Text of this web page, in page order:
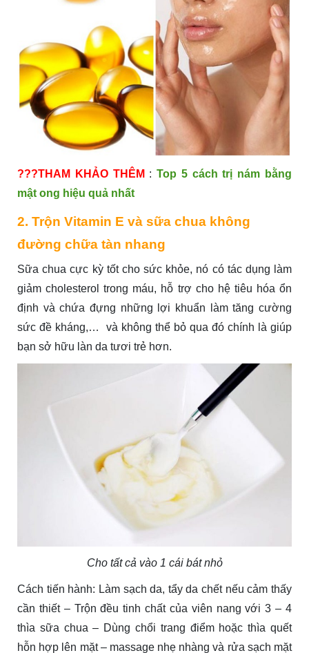
???THAM KHẢO THÊM :Top 5 cách trị nám bằng
mật ong hiệu quả nhất
2. Trộn Vitamin E và sữa chua không
đường chữa tàn nhang
Sữa chua cực kỳ tốt cho sức khỏe, nó có tác dụng làm
giảm cholesterol trong máu, hỗ trợ cho hệ tiêu hóa ổn
định và chứa đựng những lợi khuẩn làm tăng cường
sức đề kháng,… và không thể bỏ qua đó chính là giúp
bạn sở hữu làn da tươi trẻ hơn.
Cho tất cả vào 1 cái bát nhỏ
Cách tiến hành: Làm sạch da, tẩy da chết nếu cảm thấy
cần thiết – Trộn đều tinh chất của viên nang với 3 – 4
thìa sữa chua – Dùng chổi trang điểm hoặc thìa quết
hỗn hợp lên mặt – massage nhẹ nhàng và rửa sạch mặt